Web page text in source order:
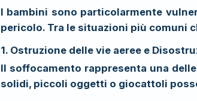
I bambini sono particolarmente
pericolo. Tra le situazioni più comuni
1. Ostruzione delle vie aeree e
Il soffocamento rappresenta una
solidi, piccoli oggetti o giocattoli